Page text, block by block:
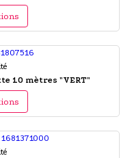
10 mètres "VERT"